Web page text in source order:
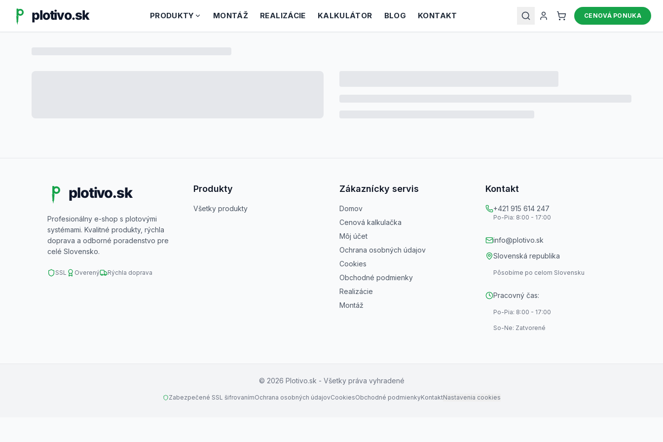
PRODUKTY MONTÁŽ REALIZÁCIE KALKULÁTOR BLOG KONTAKT CENOVÁ PONUKA
Profesionálny e-shop s plotovými
systémami. Kvalitné produkty, rýchla
doprava a odborné poradenstvo pre
celé Slovensko.
SSL Overený Rýchla doprava
Produkty
Všetky produkty
Zákaznícky servis
Domov
Cenová kalkulačka
Môj účet
Ochrana osobných údajov
Cookies
Obchodné podmienky
Realizácie
Montáž
Kontakt
+421 915 614 247
Po-Pia: 8:00 - 17:00
info@plotivo.sk
Slovenská republika
Pôsobíme po celom Slovensku
Pracovný čas:
Po-Pia: 8:00 - 17:00
So-Ne: Zatvorené
© 2026 Plotivo.sk - Všetky práva vyhradené
Zabezpečené SSL šifrovanímOchrana osobných údajovCookiesObchodné podmienkyKontaktNastavenia cookies